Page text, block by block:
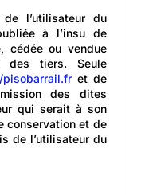
de l’utilisateur du
à l’insu de
cédée ou vendue
des tiers. Seule
et de
des dites
qui serait à son
conservation et de
de l’utilisateur du